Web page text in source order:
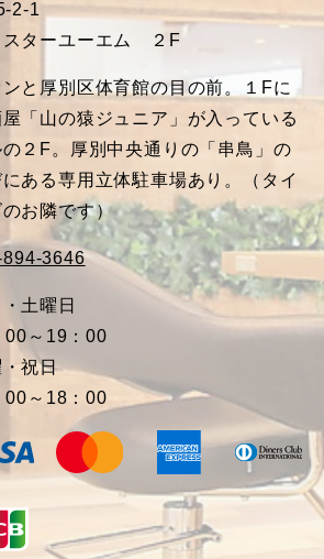
5-2-1
スターユーエム ２F
ンと厚別区体育館の目の前。１Fに
屋「山の猿ジュニア」が入っている
の２F。厚別中央通りの「串鳥」の
ある専用立体駐車場あり。（タイ
のお隣です）
894-3646
土曜日
00～19：00
・祝日
00～18：00